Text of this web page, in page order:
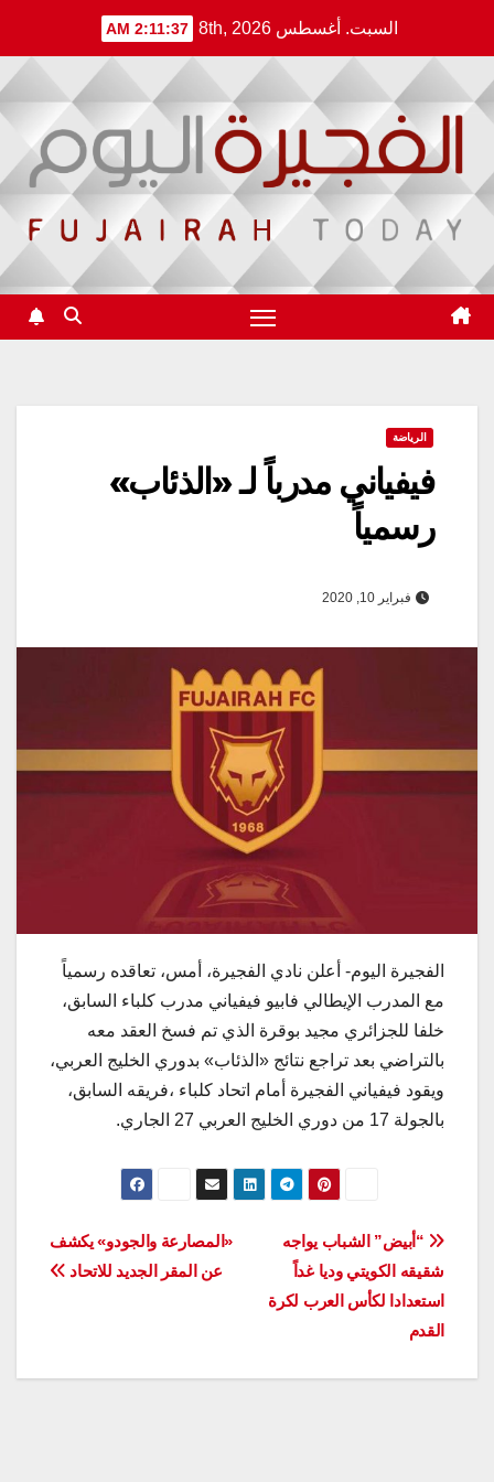
content
السبت. أغسطس 8th, 2026 2:11:38 AM
الرياضة
فيفياني مدرباً لـ «الذئاب»
رسمياً
فبراير 10, 2020
الفجيرة اليوم- أعلن نادي الفجيرة، أمس، تعاقده رسمياً
مع المدرب الإيطالي فابيو فيفياني مدرب كلباء السابق،
خلفا للجزائري مجيد بوقرة الذي تم فسخ العقد معه
بالتراضي بعد تراجع نتائج «الذئاب» بدوري الخليج العربي،
ويقود فيفياني الفجيرة أمام اتحاد كلباء ،فريقه السابق،
بالجولة 17 من دوري الخليج العربي 27 الجاري.
تصفّح
المقالات
«المصارعة والجودو» يكشف
عن المقر الجديد للاتحاد
“أبيض” الشباب يواجه
شقيقه الكويتي وديا غداً
استعدادا لكأس العرب لكرة
القدم